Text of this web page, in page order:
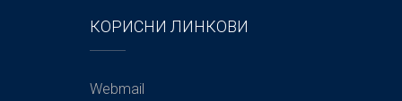
КОРИСНИ ЛИНКОВИ
Webmail